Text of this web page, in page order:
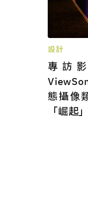
設計
專訪
態攝像
「崛起